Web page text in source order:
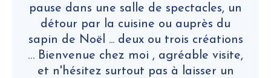
pause dans une salle de spectacles, un
détour par la cuisine ou auprès du
sapin de Noël ... deux ou trois créations
… Bienvenue chez moi , agréable visite,
et n'hésitez surtout pas à laisser un